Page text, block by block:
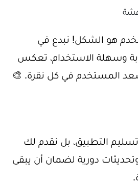
هو الشكل! نبدع في
وسهلة الاستخدام، تعكس
المستخدم في كل نقرة. 🎨
التطبيق، بل نقدم لك
دورية لضمان أن يبقى